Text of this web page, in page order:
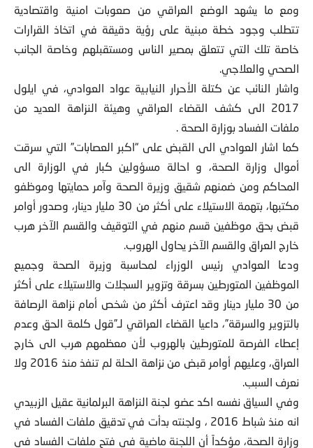
ومع ما يشهد الوضع العراقي من صعوبات امنية واقتصادية
تتطلب وجود خطة مبنية على رؤية دقيقة في اتخاذ القرارات
خاصة تلك التي تتعلق بمصير الناس ومستقبلهم وخاصة الجانب
الصحي والعلاجي.
واشار النائب عن كتلة الأحرار النيابية عواد العوادي، في ايلول
2017 الى كشف القضاء العراقي وهيئة النزاهة العديد من
ملفات الفساد بوزارة الصحة .
كما اشار العوادي الى القبض على “اكبر العصابات” التي سرقت
أموال وزارة الصحة، و احالة مسؤولين كبار في الوزارة الى
المحاكم ومن ضمنهم شقيق وزيرة الصحة وآمر حمايتها وموظفو
مكتبها، بتهمة الاستيلاء على أكثر من 30 مليار دينار، وصدور أوامر
قبض بحق موظفين قسم منهم في التوقيف والقسم الآخر هرب
خارج العراق والقسم الآخر يحاول الهروب.
ودعا العوادي رئيس الوزراء لمحاسبة وزيرة الصحة وجميع
الموظفين المتورطين بسرقة وتزوير السجلات والاستيلاء على أكثر
من 30 مليار دينار وقد اعترف أكثر من شخص أمام نزاهة الرصافة
بالتزوير والسرقة”، داعيا القضاء العراقي لـ”قول كلمة الحق وعدم
إعطاء الفرصة للمتورطين بالهروب لأن معظمهم هرب الى خارج
العراق، وعليهم أوامر قبض من نزاهة الحلة لم تنفذ منذ 2016 ولا
نعرف السبب.
وفي السياق نفسه اكد عضو لجنة النزاهة البرلمانية عقيل الزبيدي
انه منذ شباط 2016 ، ولجنته بدأت في تدقيق ملفات الفساد في
وزارة الصحة، مؤكداً أن اللجنة ماضية في فتح ملفات الفساد في